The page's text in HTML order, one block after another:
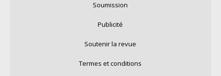
Soumission
Publicité
Soutenir la revue
Termes et conditions